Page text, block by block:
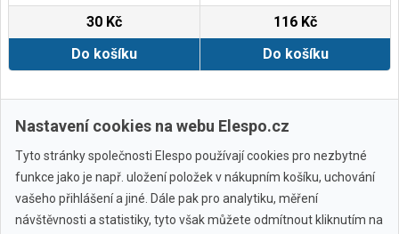
30 Kč
Do košíku
116 Kč
Do košíku
Zobrazit další
Nastavení cookies na webu Elespo.cz
Tyto stránky společnosti Elespo používají cookies pro nezbytné
funkce jako je např. uložení položek v nákupním košíku, uchování
vašeho přihlášení a jiné. Dále pak pro analytiku, měření
návštěvnosti a statistiky, tyto však můžete odmítnout kliknutím na